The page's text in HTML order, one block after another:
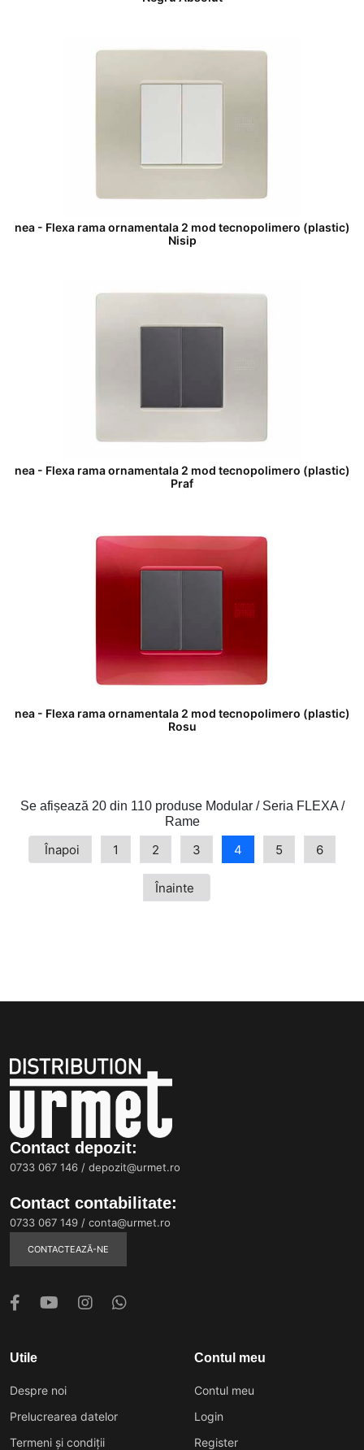
nea - Flexa rama ornamentala 2 mod tecnopolimero (plastic)
Nisip
nea - Flexa rama ornamentala 2 mod tecnopolimero (plastic)
Praf
nea - Flexa rama ornamentala 2 mod tecnopolimero (plastic)
Rosu
Se afișează 20 din 110produse Modular / Seria FLEXA /
Rame
Înapoi 1 2 3 4 5 6
Înainte
Contact depozit:
0733 067 146 / depozit@urmet.ro
Contact contabilitate:
0733 067 149 / conta@urmet.ro
CONTACTEAZĂ-NE
Utile
Despre noi
Prelucrearea datelor
Termeni și condiții
Contul meu
Contul meu
Login
Register